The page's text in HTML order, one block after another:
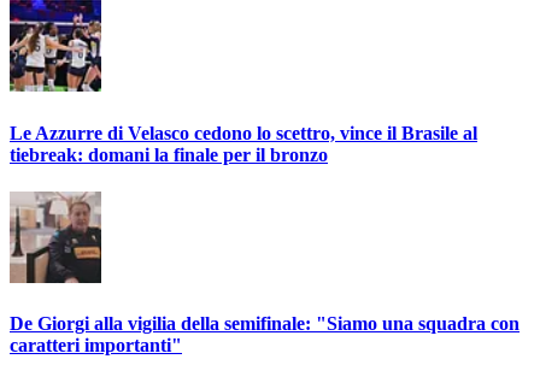
Le Azzurre di Velasco cedono lo scettro, vince il Brasile al
tiebreak: domani la finale per il bronzo
De Giorgi alla vigilia della semifinale: "Siamo una squadra con
caratteri importanti"